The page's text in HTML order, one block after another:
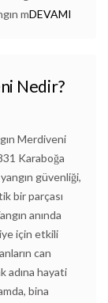
mDEVAMI
Nedir?
Merdiveni
Karaboğa
güvenliği,
bir parçası
anında
için etkili
can
adına hayati
bina